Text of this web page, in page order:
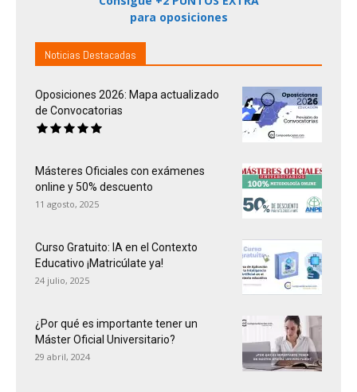
para oposiciones
Noticias Destacadas
Oposiciones 2026: Mapa actualizado
de Convocatorias
Másteres Oficiales con exámenes
online y 50% descuento
11 agosto, 2025
Curso Gratuito: IA en el Contexto
Educativo ¡Matricúlate ya!
24 julio, 2025
¿Por qué es importante tener un
Máster Oficial Universitario?
29 abril, 2024